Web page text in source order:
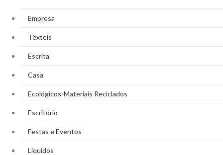
Empresa
Têxteis
Escrita
Casa
Ecológicos-Materiais Reciclados
Escritório
Festas e Eventos
Líquidos